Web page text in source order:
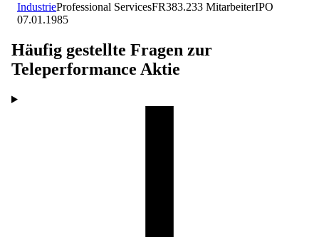
IndustrieProfessional ServicesFR383.233 MitarbeiterIPO
07.01.1985
Häufig gestellte Fragen zur
Teleperformance Aktie